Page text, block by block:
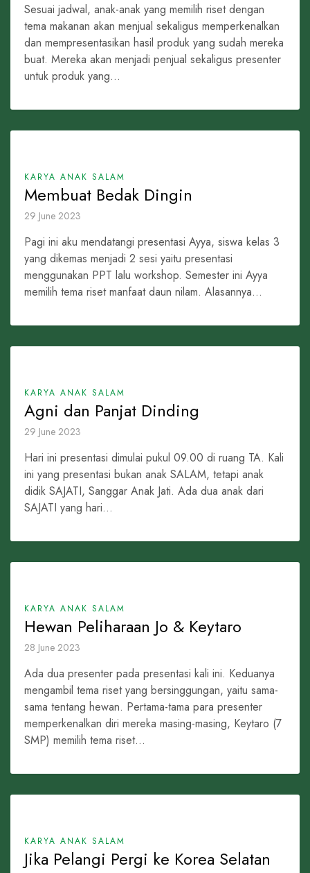
Sesuai jadwal, anak-anak yang memilih riset dengan
tema makanan akan menjual sekaligus memperkenalkan
dan mempresentasikan hasil produk yang sudah mereka
buat. Mereka akan menjadi penjual sekaligus presenter
untuk produk yang...
KARYA ANAK SALAM
Membuat Bedak Dingin
29 June 2023
Pagi ini aku mendatangi presentasi Ayya, siswa kelas 3
yang dikemas menjadi 2 sesi yaitu presentasi
menggunakan PPT lalu workshop. Semester ini Ayya
memilih tema riset manfaat daun nilam. Alasannya...
KARYA ANAK SALAM
Agni dan Panjat Dinding
29 June 2023
Hari ini presentasi dimulai pukul 09.00 di ruang TA. Kali
ini yang presentasi bukan anak SALAM, tetapi anak
didik SAJATI, Sanggar Anak Jati. Ada dua anak dari
SAJATI yang hari...
KARYA ANAK SALAM
Hewan Peliharaan Jo & Keytaro
28 June 2023
Ada dua presenter pada presentasi kali ini. Keduanya
mengambil tema riset yang bersinggungan, yaitu sama-
sama tentang hewan. Pertama-tama para presenter
memperkenalkan diri mereka masing-masing, Keytaro (7
SMP) memilih tema riset...
KARYA ANAK SALAM
Jika Pelangi Pergi ke Korea Selatan